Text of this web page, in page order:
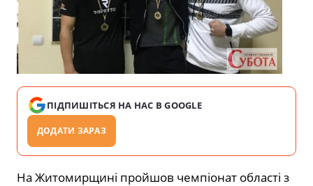
ПІДПИШІТЬСЯ НА НАС В GOOGLE
ДОДАТИ ЗАРАЗ
На Житомирщині пройшов чемпіонат області з